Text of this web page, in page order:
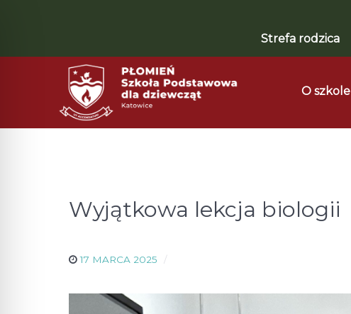
Strefa rodzica
O szkole
Wyjątkowa lekcja biologii
17 MARCA 2025